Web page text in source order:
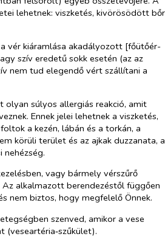
lehetnek: viszketés, kivörösödött bőr
vér kiáramlása akadályozott [főütőér-
szív eredetű sokk esetén (az az
nem tud elegendő vért szállítani a
olyan súlyos allergiás reakció, amit
Ennek jelei lehetnek a viszketés,
a kezén, lábán és a torkán, a
körüli terület és az ajkak duzzanata, a
nehézség.
vagy bármely vérszűrő
Az alkalmazott berendezéstől függően
nem biztos, hogy megfelelő Önnek.
szenved, amikor a vese
(veseartéria‑szűkület).